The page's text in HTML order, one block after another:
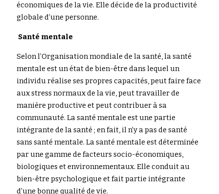
économiques de la vie. Elle décide de la productivité
globale d’une personne.
Santé mentale
Selon l’Organisation mondiale de la santé, la santé
mentale est un état de bien-être dans lequel un
individu réalise ses propres capacités, peut faire face
aux stress normaux de la vie, peut travailler de
manière productive et peut contribuer à sa
communauté. La santé mentale est une partie
intégrante de la santé ; en fait, il n’y a pas de santé
sans santé mentale. La santé mentale est déterminée
par une gamme de facteurs socio-économiques,
biologiques et environnementaux. Elle conduit au
bien-être psychologique et fait partie intégrante
d’une bonne qualité de vie.